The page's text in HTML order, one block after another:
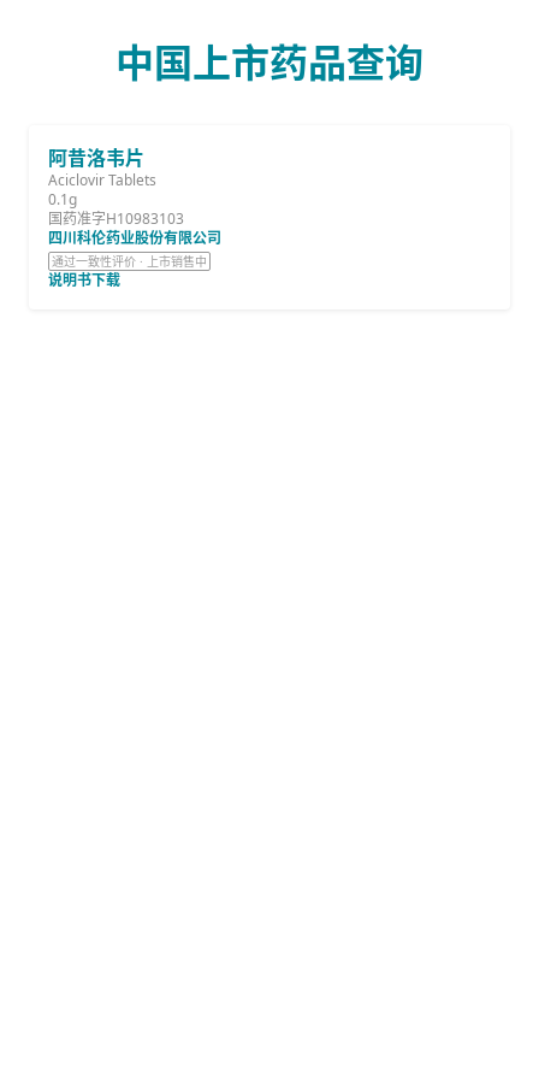
中国上市药品查询
阿昔洛韦片
Aciclovir Tablets
0.1g
国药准字H10983103
四川科伦药业股份有限公司
通过一致性评价 · 上市销售中
说明书下载